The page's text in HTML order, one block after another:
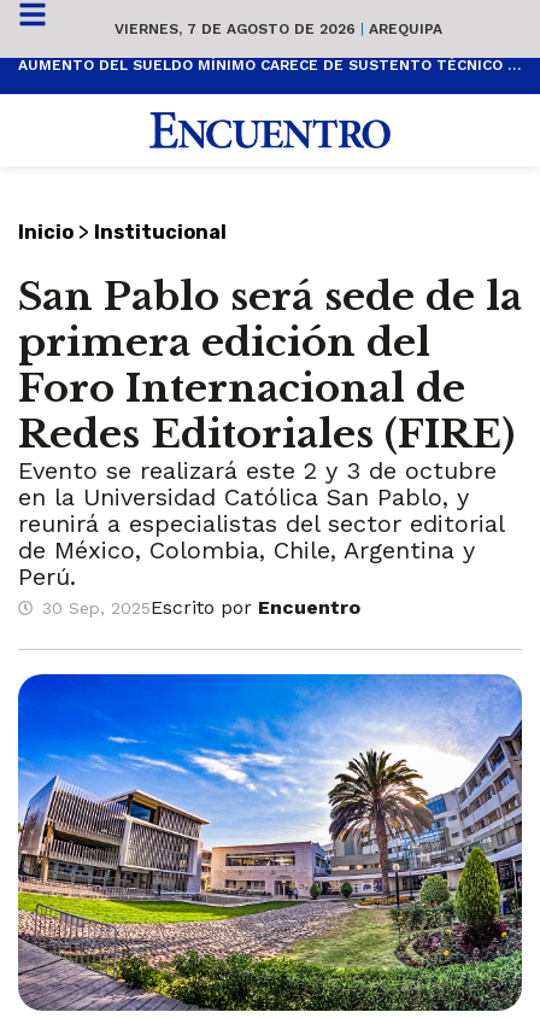
VIERNES, 7 DE AGOSTO DE 2026 | AREQUIPA
AUMENTO DEL SUELDO MÍNIMO CARECE DE SUSTENTO TÉCNICO Y ES POPULISTA
Inicio > Institucional
San Pablo será sede de la
primera edición del
Foro Internacional de
Redes Editoriales (FIRE)
Evento se realizará este 2 y 3 de octubre
en la Universidad Católica San Pablo, y
reunirá a especialistas del sector editorial
de México, Colombia, Chile, Argentina y
Perú.
30 Sep, 2025Escrito por Encuentro